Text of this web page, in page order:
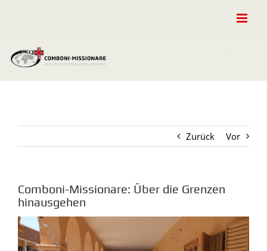
Zurück Vor
Comboni-Missionare: Über die Grenzen
hinausgehen
Zeige
grösseres
Bild